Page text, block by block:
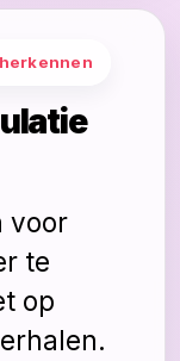
voor
te
op